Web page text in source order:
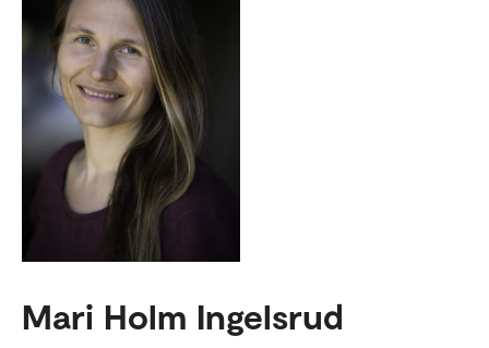
Mari Holm Ingelsrud